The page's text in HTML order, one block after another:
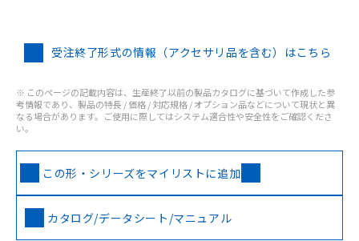
受注終了形式の情報（アクセサリ品を含む）はこちら
※ このページの記載内容は、生産終了以前の製品カタログに基づいて作成した参
考情報であり、製品の特長 / 価格 / 対応規格 / オプション品などについて現状と異
なる場合があります。ご使用に際してはシステム適合性や安全性をご確認くださ
い。
この形・シリーズをマイリストに追加
カタログ/データシート/マニュアル